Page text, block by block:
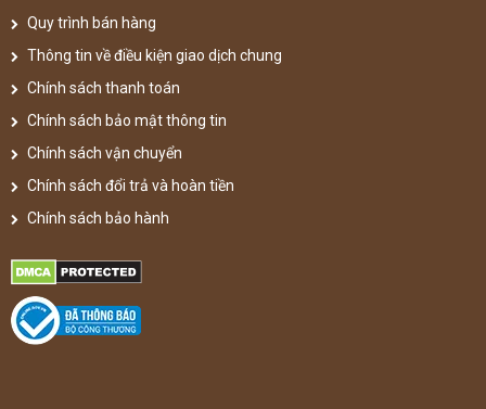
Quy trình bán hàng
Thông tin về điều kiện giao dịch chung
Chính sách thanh toán
Chính sách bảo mật thông tin
Chính sách vận chuyển
Chính sách đổi trả và hoàn tiền
Chính sách bảo hành